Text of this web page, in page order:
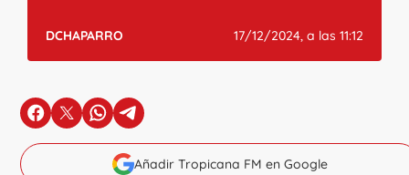
DCHAPARRO 17/12/2024, a las 11:12
en Facebook
en Xen Whatsapp
en Telegram
Añadir Tropicana FM en Google